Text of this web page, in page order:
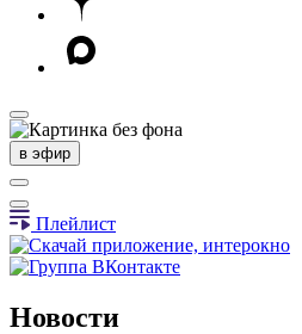
в эфир
Плейлист
Новости